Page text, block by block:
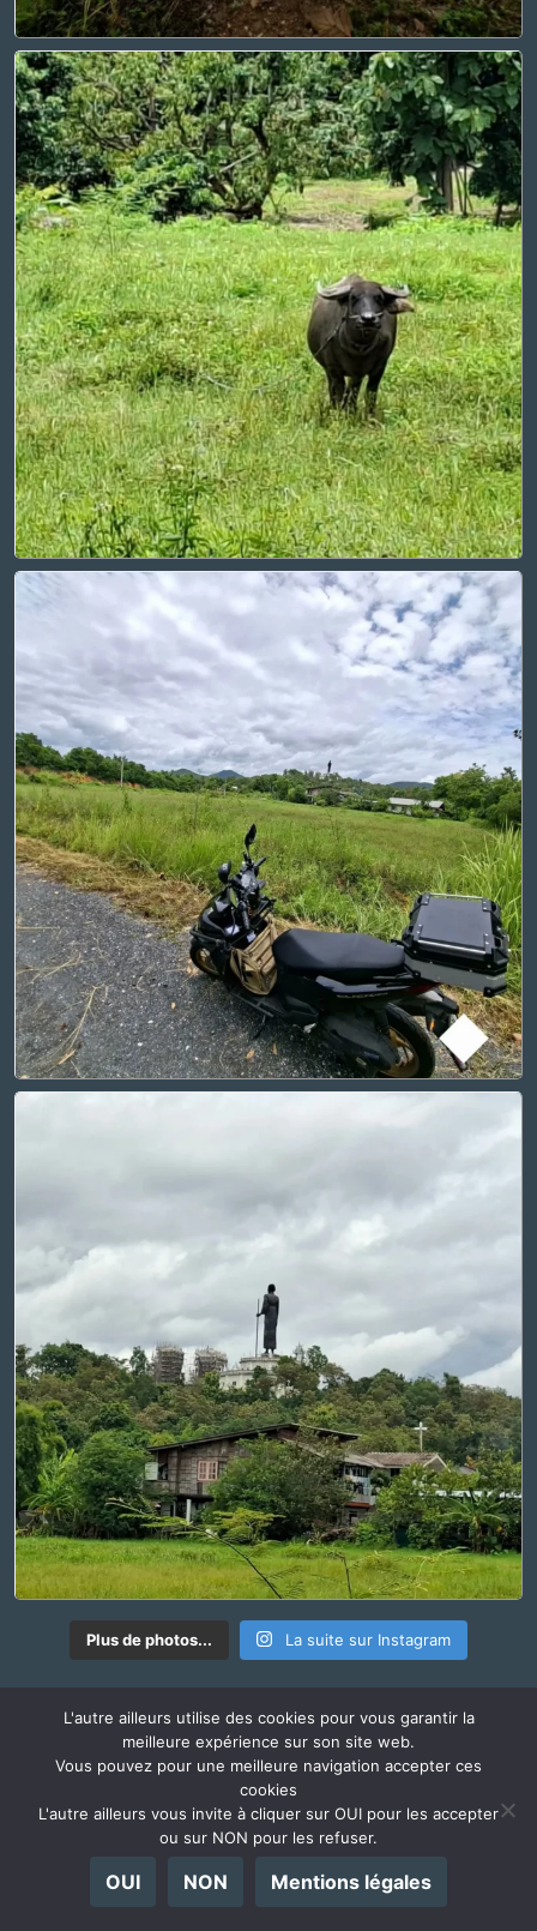
Plus de photos... La suite sur Instagram
RADIO @ILLEURS
l'Autre Ailleurs s'écoute également en podcast
L'autre ailleurs utilise des cookies pour vous garantir la
meilleure expérience sur son site web.
Vous pouvez pour une meilleure navigation accepter ces
cookies
L'autre ailleurs vous invite à cliquer sur OUI pour les accepter
ou sur NON pour les refuser.
OUI NON Mentions légales